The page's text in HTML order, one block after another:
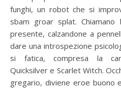
funghi, un robot che si
sbam groar splat.
presente, calzandone a
dare una introspezione
si fatica, compresa la
Quicksilver e Scarlet Witch.
gregario, diviene eroe buono